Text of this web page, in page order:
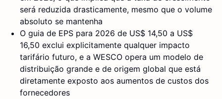
será reduzida drasticamente, mesmo que o volume
absoluto se mantenha
O guia de EPS para 2026 de US$ 14,50 a US$
16,50 exclui explicitamente qualquer impacto
tarifário futuro, e a WESCO opera um modelo de
distribuição grande e de origem global que está
diretamente exposto aos aumentos de custos dos
fornecedores